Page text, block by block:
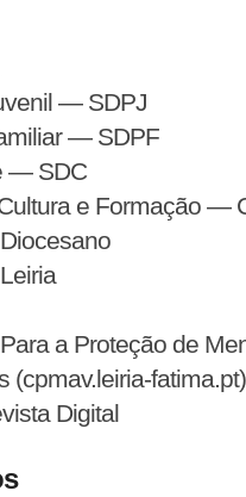
— SDPJ
— SDPF
— SDC
e Formação —
a Proteção de
(cpmav.leiria-fatima.pt)
Digital